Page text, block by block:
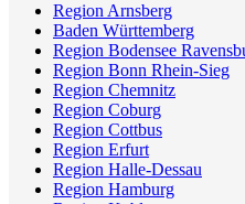
Region Arnsberg
Baden Württemberg
Region Bodensee
Region Bonn Rhein-Sieg
Region Chemnitz
Region Coburg
Region Cottbus
Region Erfurt
Region Halle-Dessau
Region Hamburg